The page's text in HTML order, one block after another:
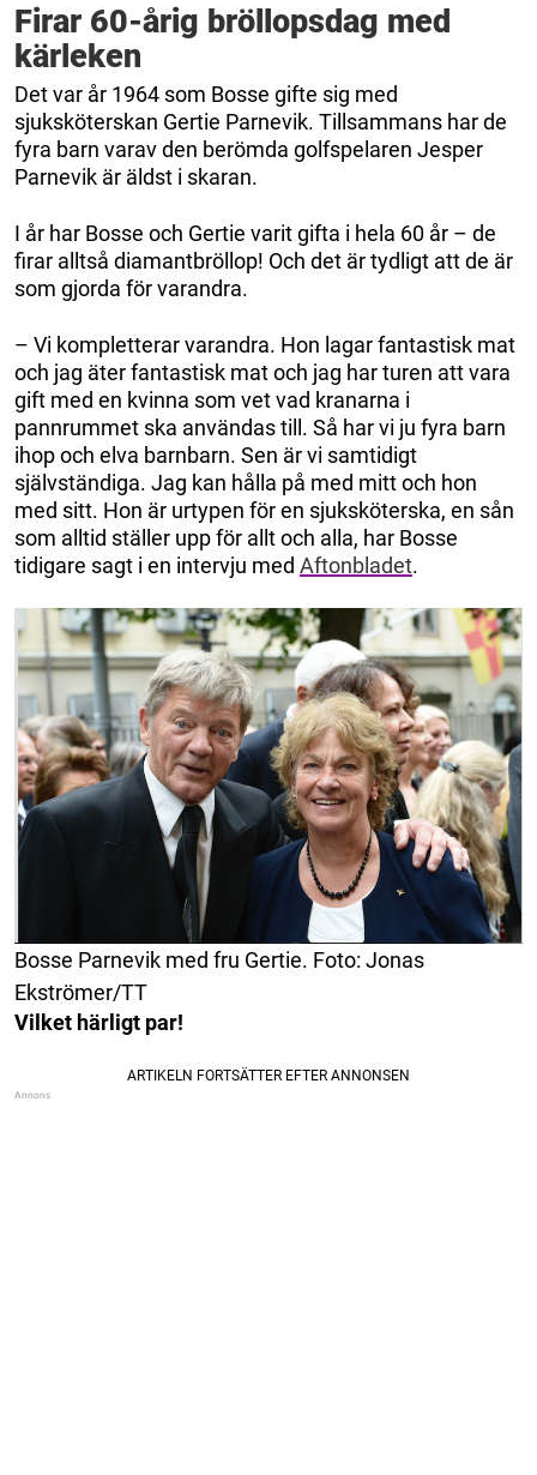
Firar 60-årig bröllopsdag med
kärleken
Det var år 1964 som Bosse gifte sig med
sjuksköterskan Gertie Parnevik. Tillsammans har de
fyra barn varav den berömda golfspelaren Jesper
Parnevik är äldst i skaran.
I år har Bosse och Gertie varit gifta i hela 60 år – de
firar alltså diamantbröllop! Och det är tydligt att de är
som gjorda för varandra.
– Vi kompletterar varandra. Hon lagar fantastisk mat
och jag äter fantastisk mat och jag har turen att vara
gift med en kvinna som vet vad kranarna i
pannrummet ska användas till. Så har vi ju fyra barn
ihop och elva barnbarn. Sen är vi samtidigt
självständiga. Jag kan hålla på med mitt och hon
med sitt. Hon är urtypen för en sjuksköterska, en sån
som alltid ställer upp för allt och alla, har Bosse
tidigare sagt i en intervju med Aftonbladet.
Bosse Parnevik med fru Gertie. Foto: Jonas
Ekströmer/TT
Vilket härligt par!